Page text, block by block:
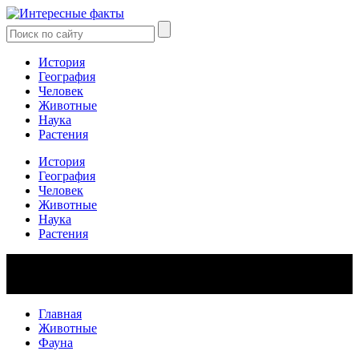
История
География
Человек
Животные
Наука
Растения
История
География
Человек
Животные
Наука
Растения
Главная
Животные
Фауна